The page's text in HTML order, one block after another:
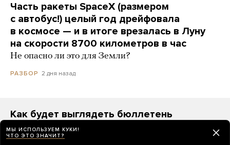
Часть ракеты SpaceX (размером
с автобус!) целый год дрейфовала
в космосе — и в итоге врезалась в Луну
на скорости 8700 километров в час
Не опасно ли это для Земли?
РАЗБОР 2 дня назад
Как будет выглядеть бюллетень
на выборах в Госдуму 2026 года
На первом месте — «Единая Россия», а за ней —
МЫ ИСПОЛЬЗУЕМ КУКИ!
ЧТО ЭТО ЗНАЧИТ?